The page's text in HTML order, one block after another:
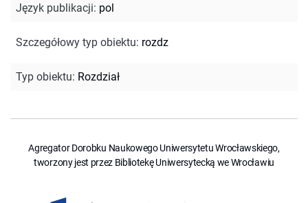
Język publikacji: pol
Szczegółowy typ obiektu: rozdz
Typ obiektu: Rozdział
Agregator Dorobku Naukowego Uniwersytetu Wrocławskiego,
tworzony jest przez Bibliotekę Uniwersytecką we Wrocławiu